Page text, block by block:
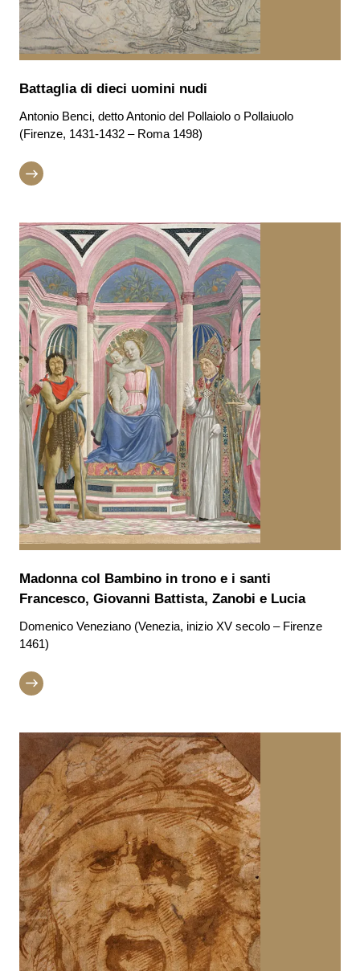
Battaglia di dieci uomini nudi
Antonio Benci, detto Antonio del Pollaiolo o Pollaiuolo
(Firenze, 1431-1432 – Roma 1498)
Madonna col Bambino in trono e i santi
Francesco, Giovanni Battista, Zanobi e Lucia
Domenico Veneziano (Venezia, inizio XV secolo – Firenze
1461)